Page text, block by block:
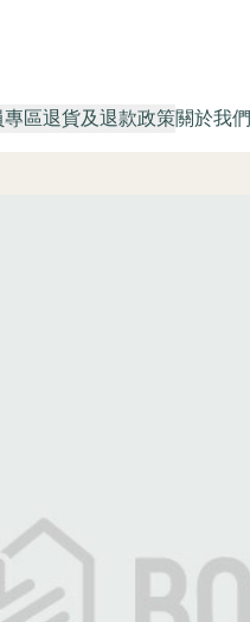
專區退貨及退款政策關於我們